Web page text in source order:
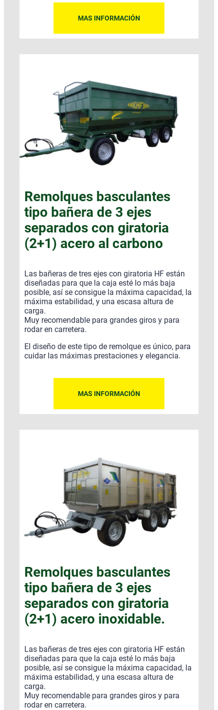
MAS INFORMACIÓN
Remolques basculantes
tipo bañera de 3 ejes
separados con giratoria
(2+1) acero al carbono
Las bañeras de tres ejes con giratoria HF están
diseñadas para que la caja esté lo más baja
posible, así se consigue la máxima capacidad, la
máxima estabilidad, y una escasa altura de
carga.
Muy recomendable para grandes giros y para
rodar en carretera.
El diseño de este tipo de remolque es único, para
cuidar las máximas prestaciones y elegancia.
MAS INFORMACIÓN
Remolques basculantes
tipo bañera de 3 ejes
separados con giratoria
(2+1) acero inoxidable.
Las bañeras de tres ejes con giratoria HF están
diseñadas para que la caja esté lo más baja
posible, así se consigue la máxima capacidad, la
máxima estabilidad, y una escasa altura de
carga.
Muy recomendable para grandes giros y para
rodar en carretera.